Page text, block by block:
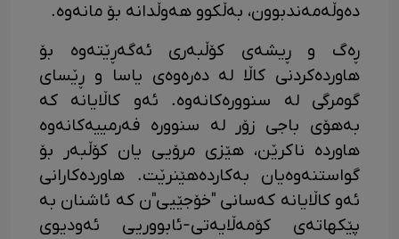
دەوڵەمەندبوون، بەڵکوو هەوڵدانە بۆ مانەوە.
ڕەگ و ڕیشەی کۆڵبەری ئەگەڕێتەوە بۆ
هاوردەکردنی کاڵا لە دەرەوەی یاسا و ڕێسای
گومرگی لە سنوورەکانەوە. ئەو کاڵایانە کە
بەهۆی باجی زۆر لە سنوورە فەرمییەکانەوە
هاوردە ناکرێن، هێزی مرۆیی یان کۆڵبەر بۆ
گواستنەوەیان بەکاردەهێنرێت. هاوردەکارانی
ئەو کاڵایانە کەسانی "خۆجێیی"ن کە ئاشنان بە
پێکهاتەی کۆمەڵایەتی-ئابووریی ئەودیوی